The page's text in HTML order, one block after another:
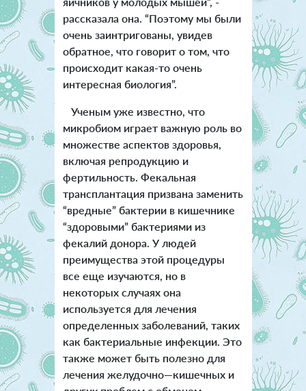
рассказала она. “Поэтому мы были
очень заинтригованы, увидев
обратное, что говорит о том, что
происходит какая-то очень
интересная биология”.
Ученым уже известно, что
микробиом играет важную роль во
множестве аспектов здоровья,
включая репродукцию и
фертильность. Фекальная
трансплантация призвана заменить
“вредные” бактерии в кишечнике
“здоровыми” бактериями из
фекалий донора. У людей
преимущества этой процедуры
все еще изучаются, но в
некоторых случаях она
используется для лечения
определенных заболеваний, таких
как бактериальные инфекции. Это
также может быть полезно для
лечения желудочно—кишечных и